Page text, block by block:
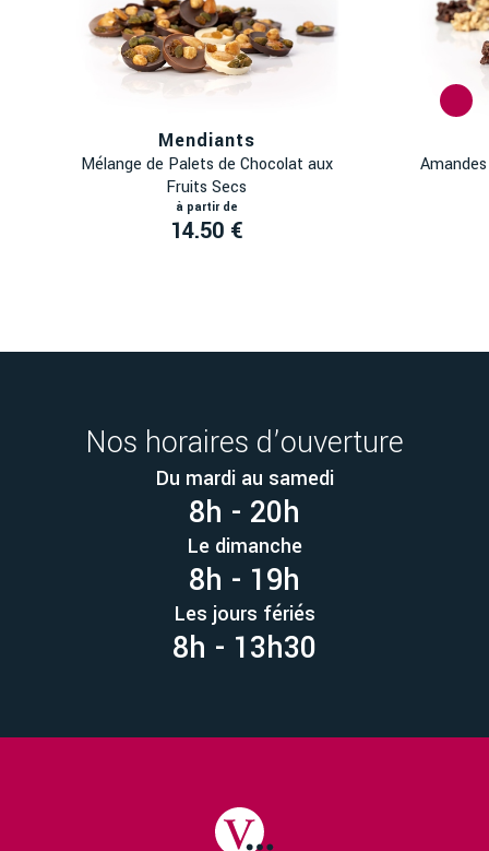
Mendiants
Mélange de Palets de Chocolat aux
Fruits Secs
14.50 €
Nos horaires d’ouverture
Du mardi au samedi
8h - 20h
Le dimanche
8h - 19h
Les jours fériés
8h - 13h30